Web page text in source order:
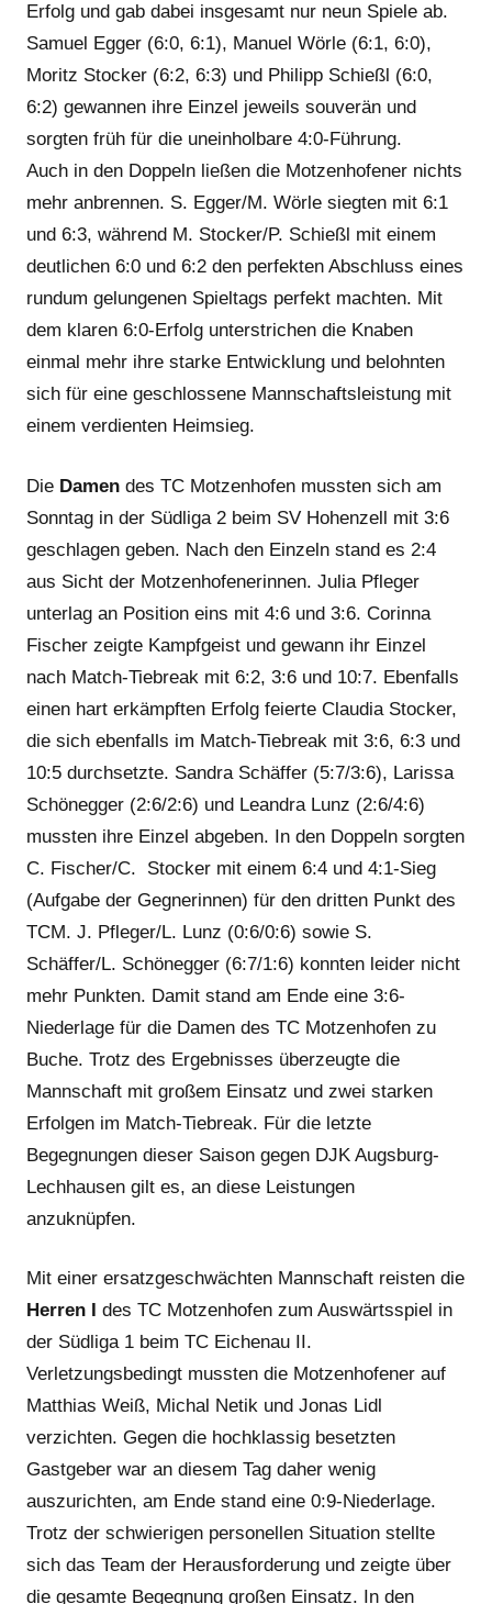
Erfolg und gab dabei insgesamt nur neun Spiele ab.
Samuel Egger (6:0, 6:1), Manuel Wörle (6:1, 6:0),
Moritz Stocker (6:2, 6:3) und Philipp Schießl (6:0,
6:2) gewannen ihre Einzel jeweils souverän und
sorgten früh für die uneinholbare 4:0-Führung.
Auch in den Doppeln ließen die Motzenhofener nichts
mehr anbrennen. S. Egger/M. Wörle siegten mit 6:1
und 6:3, während M. Stocker/P. Schießl mit einem
deutlichen 6:0 und 6:2 den perfekten Abschluss eines
rundum gelungenen Spieltags perfekt machten. Mit
dem klaren 6:0-Erfolg unterstrichen die Knaben
einmal mehr ihre starke Entwicklung und belohnten
sich für eine geschlossene Mannschaftsleistung mit
einem verdienten Heimsieg.
Die Damen des TC Motzenhofen mussten sich am
Sonntag in der Südliga 2 beim SV Hohenzell mit 3:6
geschlagen geben. Nach den Einzeln stand es 2:4
aus Sicht der Motzenhofenerinnen. Julia Pfleger
unterlag an Position eins mit 4:6 und 3:6. Corinna
Fischer zeigte Kampfgeist und gewann ihr Einzel
nach Match-Tiebreak mit 6:2, 3:6 und 10:7. Ebenfalls
einen hart erkämpften Erfolg feierte Claudia Stocker,
die sich ebenfalls im Match-Tiebreak mit 3:6, 6:3 und
10:5 durchsetzte. Sandra Schäffer (5:7/3:6), Larissa
Schönegger (2:6/2:6) und Leandra Lunz (2:6/4:6)
mussten ihre Einzel abgeben. In den Doppeln sorgten
C. Fischer/C. Stocker mit einem 6:4 und 4:1-Sieg
(Aufgabe der Gegnerinnen) für den dritten Punkt des
TCM. J. Pfleger/L. Lunz (0:6/0:6) sowie S.
Schäffer/L. Schönegger (6:7/1:6) konnten leider nicht
mehr Punkten. Damit stand am Ende eine 3:6-
Niederlage für die Damen des TC Motzenhofen zu
Buche. Trotz des Ergebnisses überzeugte die
Mannschaft mit großem Einsatz und zwei starken
Erfolgen im Match-Tiebreak. Für die letzte
Begegnungen dieser Saison gegen DJK Augsburg-
Lechhausen gilt es, an diese Leistungen
anzuknüpfen.
Mit einer ersatzgeschwächten Mannschaft reisten die
Herren I des TC Motzenhofen zum Auswärtsspiel in
der Südliga 1 beim TC Eichenau II.
Verletzungsbedingt mussten die Motzenhofener auf
Matthias Weiß, Michal Netik und Jonas Lidl
verzichten. Gegen die hochklassig besetzten
Gastgeber war an diesem Tag daher wenig
auszurichten, am Ende stand eine 0:9-Niederlage.
Trotz der schwierigen personellen Situation stellte
sich das Team der Herausforderung und zeigte über
die gesamte Begegnung großen Einsatz. In den